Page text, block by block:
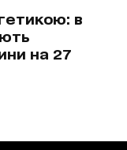
в
на 27